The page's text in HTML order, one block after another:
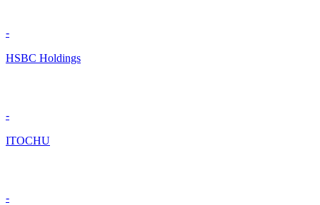
-
HSBC Holdings
-
ITOCHU
-